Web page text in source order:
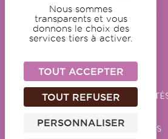
DOUCEURS
GUIMAUVES
CHOCOLATS
PÂTES DE
FRUITS
AUTRES
NOTRE
MAISON
NOTRE
HISTOIRE
NOTRE
ATELIER
MAGASINS
Nous sommes
transparents et vous
donnons le choix des
services tiers à activer.
TOUT ACCEPTER
TOUT REFUSER
PERSONNALISER